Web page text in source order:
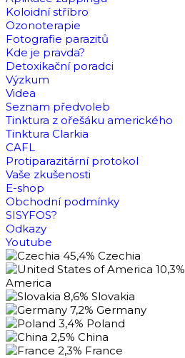
Koloidní stříbro
Ozonoterapie
Fotografie parazitů
Kde je pravda?
Detoxikační poradci
Výzkum
Videa
Seznam předvoleb
Tinktura z ořešáku amerického
Tinktura Clarkia
CAFL
Protiparazitární protokol
Vaše zkušenosti
E-shop
Obchodní podmínky
SISYFOS?
Odkazy
Youtube
45,4% Czechia
10,3%
America
8,6% Slovakia
7,2% Germany
3,4% Poland
2,5% China
2,3% France